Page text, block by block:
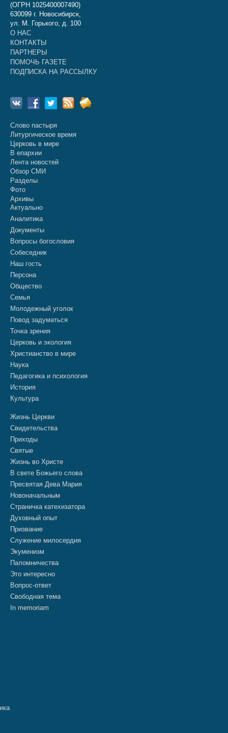
(ОГРН 1025400007490)
630099 г. Новосибирск,
ул. М. Горького, д. 100
О НАС
КОНТАКТЫ
ПАРТНЕРЫ
ПОМОЧЬ ГАЗЕТЕ
ПОДПИСКА НА РАССЫЛКУ
Слово пастыря
Литургическое время
Церковь в мире
В епархии
Лента новостей
Обзор СМИ
Разделы
Фото
Архивы
Актуально
Аналитика
Документы
Вопросы богословия
Собеседник
Наш гость
Персона
Общество
Семья
Молодежный уголок
Повод задуматься
Точка зрения
Церковь и экология
Христианство в мире
Наука
Педагогика и психология
История
Культура
Жизнь Церкви
Свидетельства
Приходы
Святые
Жизнь во Христе
В свете Божьего слова
Пресвятая Дева Мария
Новоначальным
Страничка катехизатора
Духовный опыт
Призвание
Служение милосердия
Экуменизм
Паломничества
Это интересно
Вопрос-ответ
Свободная тема
In memoriam